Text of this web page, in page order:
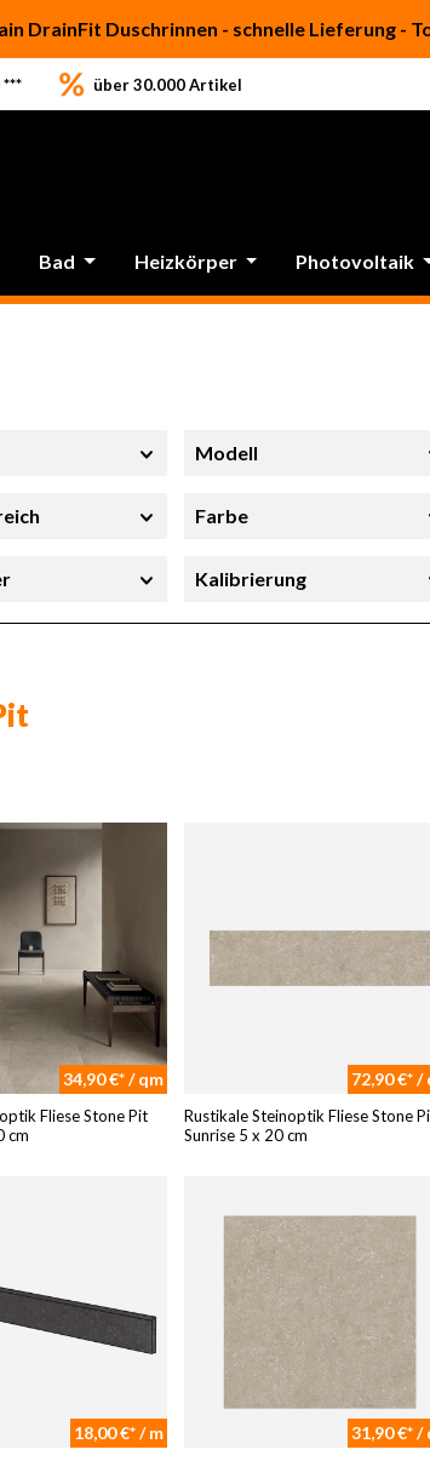
DrainFit Duschrinnen - schnelle Lieferung -
über 30.000 Artikel
Bad Heizkörper Photovoltaik
Modell
Farbe
Kalibrierung
34,90 €* / qm
Fliese Stone Pit
cm
72,90 €* /
Rustikale Steinoptik Fliese Stone
Sunrise 5 x 20 cm
18,00 €* / m 31,90 €* /